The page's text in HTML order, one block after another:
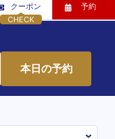
CHECK
クーポン 予約
本日の予約